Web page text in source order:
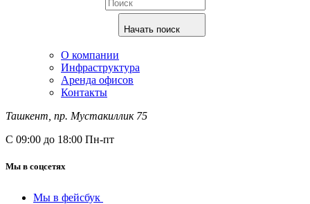
Начать поиск
О компании
Инфраструктура
Аренда офисов
Контакты
Ташкент, пр. Мустакиллик 75
С 09:00 до 18:00 Пн-пт
Мы в соцсетях
Мы в фейсбук